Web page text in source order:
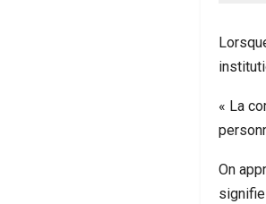
« La
On
signifie